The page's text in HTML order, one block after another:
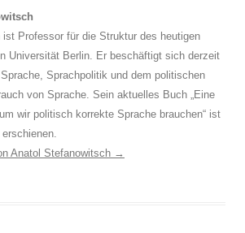
Professor für die Struktur des heutigen
Universität Berlin. Er beschäftigt sich derzeit
Sprachpolitik und dem politischen
von Sprache. Sein aktuelles Buch „Eine
wir politisch korrekte Sprache brauchen“ ist
Anatol Stefanowitsch →